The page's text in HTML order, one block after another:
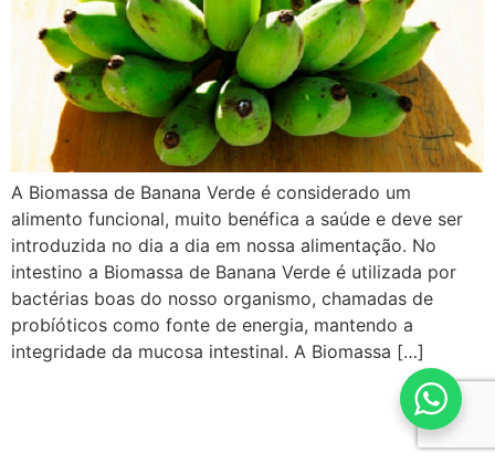
A Biomassa de Banana Verde é considerado um
alimento funcional, muito benéfica a saúde e deve ser
introduzida no dia a dia em nossa alimentação. No
intestino a Biomassa de Banana Verde é utilizada por
bactérias boas do nosso organismo, chamadas de
probíóticos como fonte de energia, mantendo a
integridade da mucosa intestinal. A Biomassa […]